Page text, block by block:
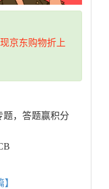
京东购物折上
题，答题赢积分